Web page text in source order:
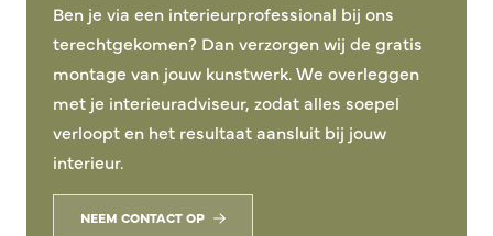
Ben je via een interieurprofessional bij ons
terechtgekomen? Dan verzorgen wij de gratis
montage van jouw kunstwerk. We overleggen
met je interieuradviseur, zodat alles soepel
verloopt en het resultaat aansluit bij jouw
interieur.
NEEM CONTACT OP